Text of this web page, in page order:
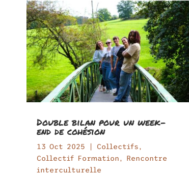
Double bilan pour un week-
end de cohésion
13 Oct 2025 Collectifs,
Collectif Formation, Rencontre
interculturelle